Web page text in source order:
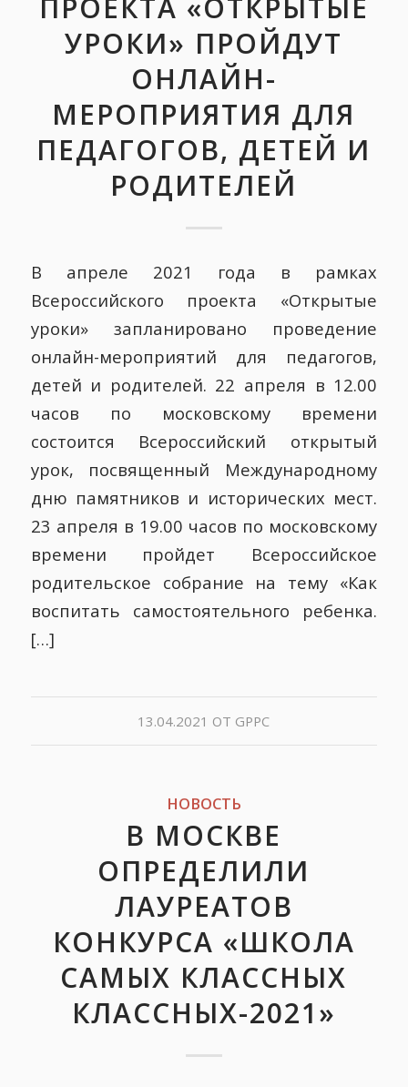
УРОКИ» ПРОЙДУТ
ОНЛАЙН-
МЕРОПРИЯТИЯ ДЛЯ
ПЕДАГОГОВ, ДЕТЕЙ И
РОДИТЕЛЕЙ
В апреле 2021 года в рамках
Всероссийского проекта «Открытые
уроки» запланировано проведение
онлайн-мероприятий для педагогов,
детей и родителей. 22 апреля в 12.00
часов по московскому времени
состоится Всероссийский открытый
урок, посвященный Международному
дню памятников и исторических мест.
23 апреля в 19.00 часов по московскому
времени пройдет Всероссийское
родительское собрание на тему «Как
воспитать самостоятельного ребенка.
[…]
13.04.2021 ОТ GPPC
НОВОСТЬ
В МОСКВЕ
ОПРЕДЕЛИЛИ
ЛАУРЕАТОВ
КОНКУРСА «ШКОЛА
САМЫХ КЛАССНЫХ
КЛАССНЫХ-2021»